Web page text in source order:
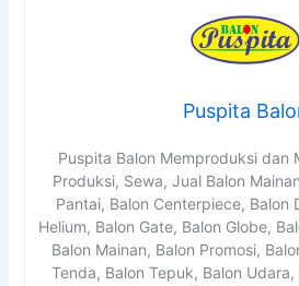
Puspita
Puspita Balon Memproduksi dan
Produksi, Sewa, Jual Balon
Pantai, Balon Centerpiece, Balon
Helium, Balon Gate, Balon Globe,
Balon Mainan, Balon Promosi,
Tenda, Balon Tepuk, Balon